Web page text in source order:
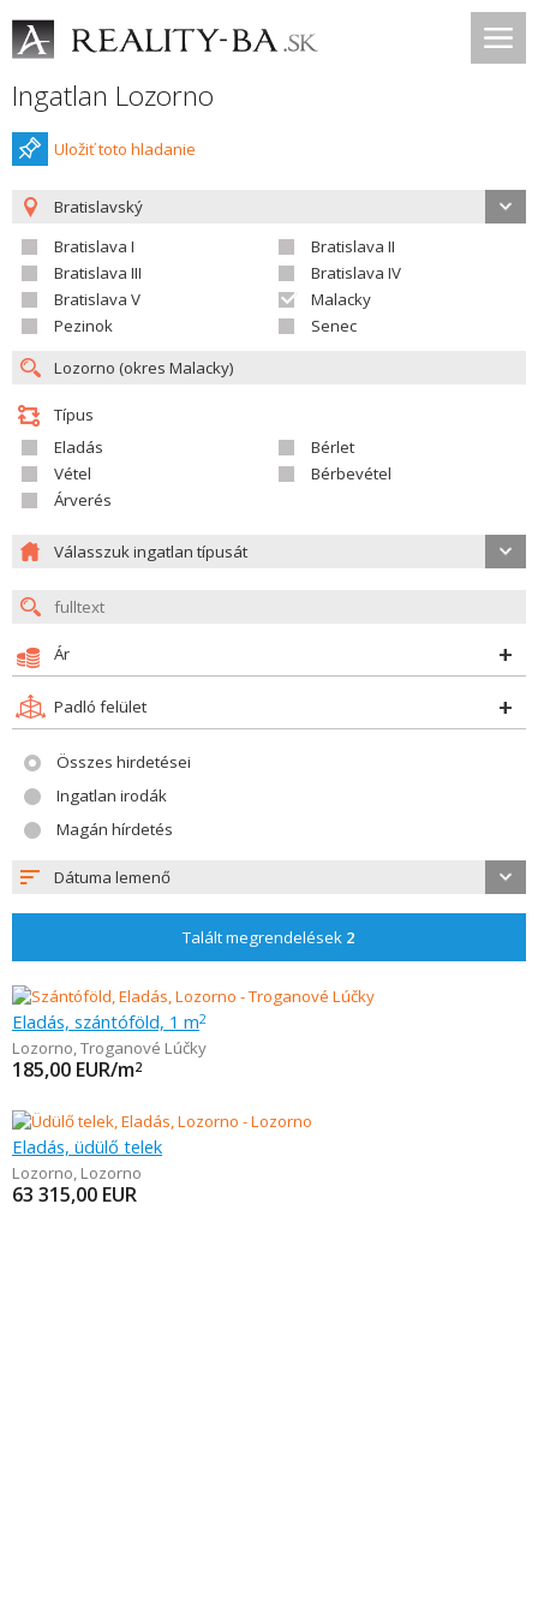
Ingatlan Lozorno
Uložiť toto hladanie
Bratislavský
Bratislava I
Bratislava II
Bratislava III
Bratislava IV
Bratislava V
Malacky
Pezinok
Senec
Típus
Eladás
Bérlet
Vétel
Bérbevétel
Árverés
Válasszuk ingatlan típusát
Ár
Padló felület
Összes hirdetései
Ingatlan irodák
Magán hírdetés
Dátuma lemenő
Talált megrendelések 2
Eladás, szántóföld, 1 m2
Lozorno,Troganové Lúčky
185,00 EUR/m2
Eladás, üdülő telek
Lozorno, Lozorno
63 315,00 EUR